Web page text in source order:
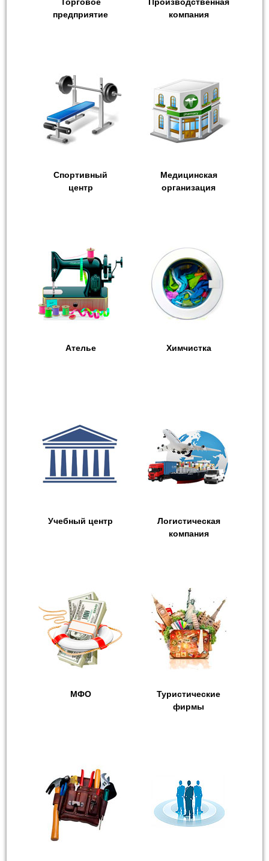
предприятие
компания
Спортивный
центр
Медицинская
организация
Ателье Химчистка
Учебный центр
Логистическая
компания
МФО
Туристические
фирмы